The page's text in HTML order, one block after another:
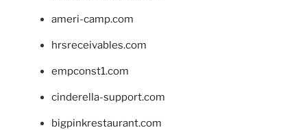
ameri-camp.com
hrsreceivables.com
empconst1.com
cinderella-support.com
bigpinkrestaurant.com